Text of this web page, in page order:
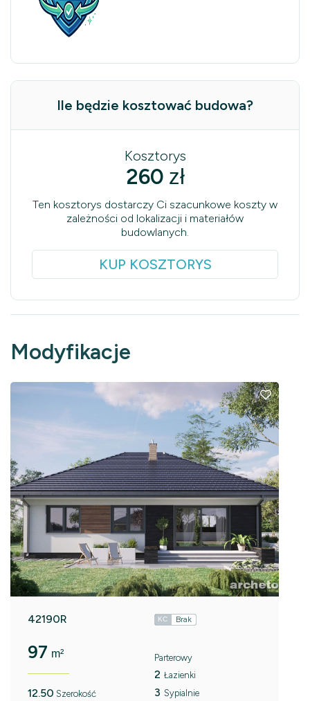
Ile będzie kosztować budowa?
Kosztorys
260 zł
Ten kosztorys dostarczy Ci szacunkowe koszty w
zależności od lokalizacji i materiałów
budowlanych.
KUP KOSZTORYS
Modyfikacje
42190R KC Brak
97 m²
12.50 Szerokość
Parterowy
2 Łazienki
3 Sypialnie